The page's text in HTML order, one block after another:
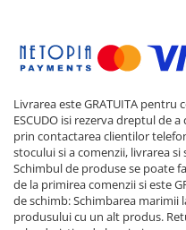
Livrarea este GRATUITA pentru
ESCUDO isi rezerva dreptul de
prin contactarea clientilor
stocului si a comenzii, livrarea si
Schimbul de produse se poate
de la primirea comenzii si este
de schimb: Schimbarea marimii
produsului cu un alt produs.